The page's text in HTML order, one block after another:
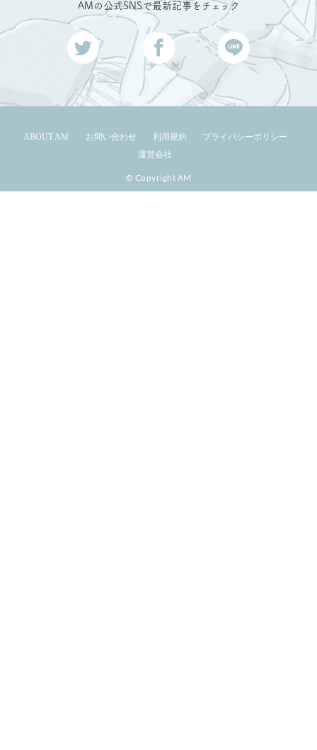
AMの公式SNSで最新記事をチェック
ABOUT AM お問い合わせ 利用規約
プライバシーポリシー
運営会社
© Copyright AM